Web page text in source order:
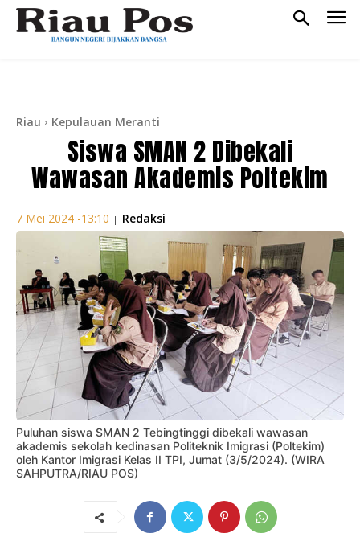
Riau Kepulauan Meranti
Siswa SMAN 2 Dibekali
Wawasan Akademis Poltekim
7 Mei 2024 -13:10 | Redaksi
Puluhan siswa SMAN 2 Tebingtinggi dibekali wawasan
akademis sekolah kedinasan Politeknik Imigrasi (Poltekim)
oleh Kantor Imigrasi Kelas II TPI, Jumat (3/5/2024). (WIRA
SAHPUTRA/RIAU POS)